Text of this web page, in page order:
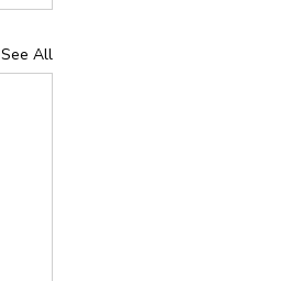
See All